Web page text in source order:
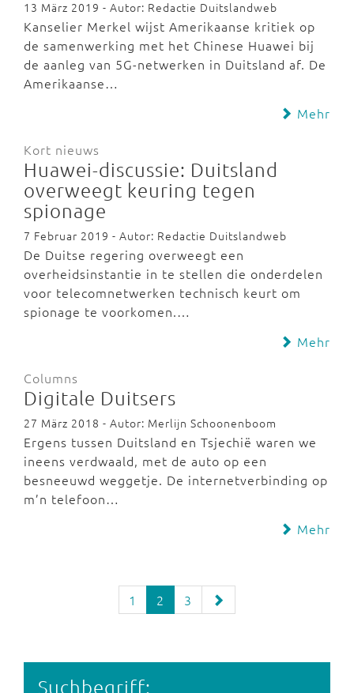
13 März 2019 - Autor: Redactie Duitslandweb
Kanselier Merkel wijst Amerikaanse kritiek op
de samenwerking met het Chinese Huawei bij
de aanleg van 5G-netwerken in Duitsland af. De
Amerikaanse…
Mehr
Kort nieuws
Huawei-discussie: Duitsland
overweegt keuring tegen
spionage
7 Februar 2019 - Autor: Redactie Duitslandweb
De Duitse regering overweegt een
overheidsinstantie in te stellen die onderdelen
voor telecomnetwerken technisch keurt om
spionage te voorkomen.…
Mehr
Columns
Digitale Duitsers
27 März 2018 - Autor: Merlijn Schoonenboom
Ergens tussen Duitsland en Tsjechië waren we
ineens verdwaald, met de auto op een
besneeuwd weggetje. De internetverbinding op
m’n telefoon…
Mehr
1 2 3
Suchbegriff: